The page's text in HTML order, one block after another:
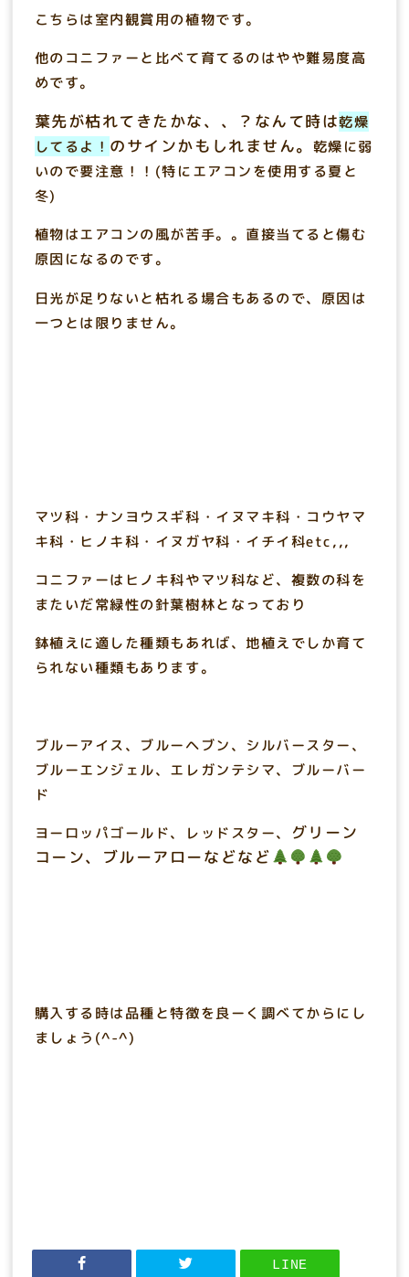
こちらは室内観賞用の植物です。
他のコニファーと比べて育てるのはやや難易度高
めです。
葉先が枯れてきたかな、、？なんて時は乾燥
してるよ！ のサインかもしれません。 乾燥に弱
いので要注意！！(特にエアコンを使用する夏と
冬)
植物はエアコンの風が苦手。。直接当てると傷む
原因になるのです。
日光が足りないと枯れる場合もあるので、原因は
一つとは限りません。
マツ科・ナンヨウスギ科・イヌマキ科・コウヤマ
キ科・ヒノキ科・イヌガヤ科・イチイ科etc,,,
コニファーはヒノキ科やマツ科など、複数の科を
またいだ常緑性の針葉樹林となっており
鉢植えに適した種類もあれば、地植えでしか育て
られない種類もあります。
ブルーアイス、ブルーヘブン、シルバースター、
ブルーエンジェル、エレガンテシマ、ブルーバー
ド
ヨーロッパゴールド、レッドスター、 グリーン
コーン、 ブルーアローなどなど
購入する時は品種と特徴を良ーく調べてからにし
ましょう(^-^)
LINE